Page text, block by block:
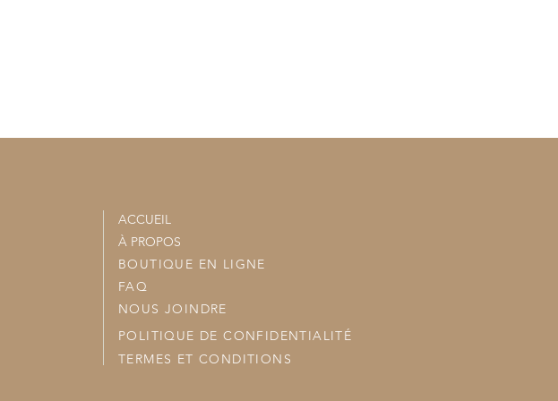
ACCUEIL
À PROPOS
BOUTIQUE EN LIGNE
FAQ
NOUS JOINDRE
POLITIQUE DE CONFIDENTIALITÉ
TERMES ET CONDITIONS